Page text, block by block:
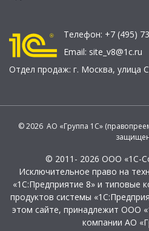
Телефон: +7 (495)
Email: site_v8@1c.ru
Отдел продаж: г. Москва, улица
© 2026 АО «Группа 1С»
© 2011- 2026 ООО «1С-
Исключительное право на
«1С:Предприятие 8» и типовые
продуктов системы
этом сайте, принадлежит ООО
компании АО